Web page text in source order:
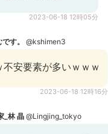
2023-06-18 12時05分
す。 @kshimen3
不安要素が多いｗｗｗ
2023-06-18 12時16分
_林 晶 @Lingjing_tokyo